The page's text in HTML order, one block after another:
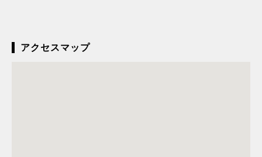
アクセスマップ